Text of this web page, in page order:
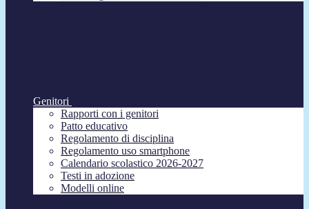
Genitori
Rapporti con i genitori
Patto educativo
Regolamento di disciplina
Regolamento uso smartphone
Calendario scolastico 2026-2027
Testi in adozione
Modelli online